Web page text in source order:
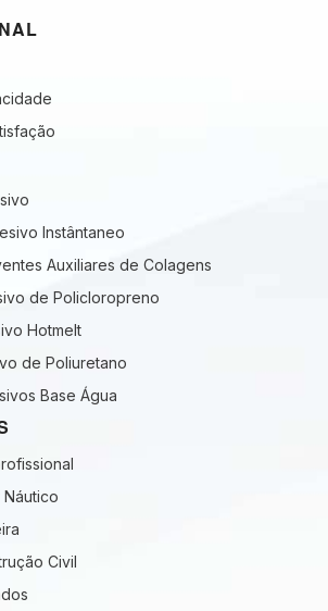
Instântaneo
Auxiliares de Colagens
de Policloropreno
Hotmelt
de Poliuretano
Base Água
Civil